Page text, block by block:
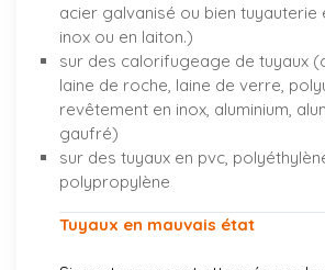
acier galvanisé ou bien tuyauterie
inox ou en laiton.)
sur des calorifugeage de tuyaux
laine de roche, laine de verre,
revêtement en inox, aluminium,
gaufré)
sur des tuyaux en pvc,
polypropylène
Tuyaux en mauvais état